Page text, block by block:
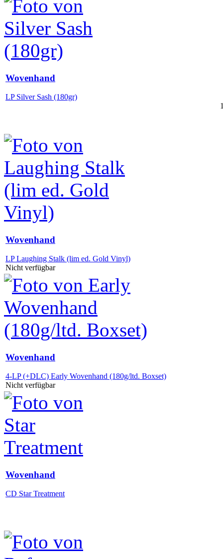
Wovenhand
LP Silver Sash (180gr)
Wovenhand
LP Laughing Stalk (lim ed. Gold Vinyl)
Nicht verfügbar
Wovenhand
4-LP (+DLC) Early Wovenhand (180g/ltd. Boxset)
Nicht verfügbar
Wovenhand
CD Star Treatment